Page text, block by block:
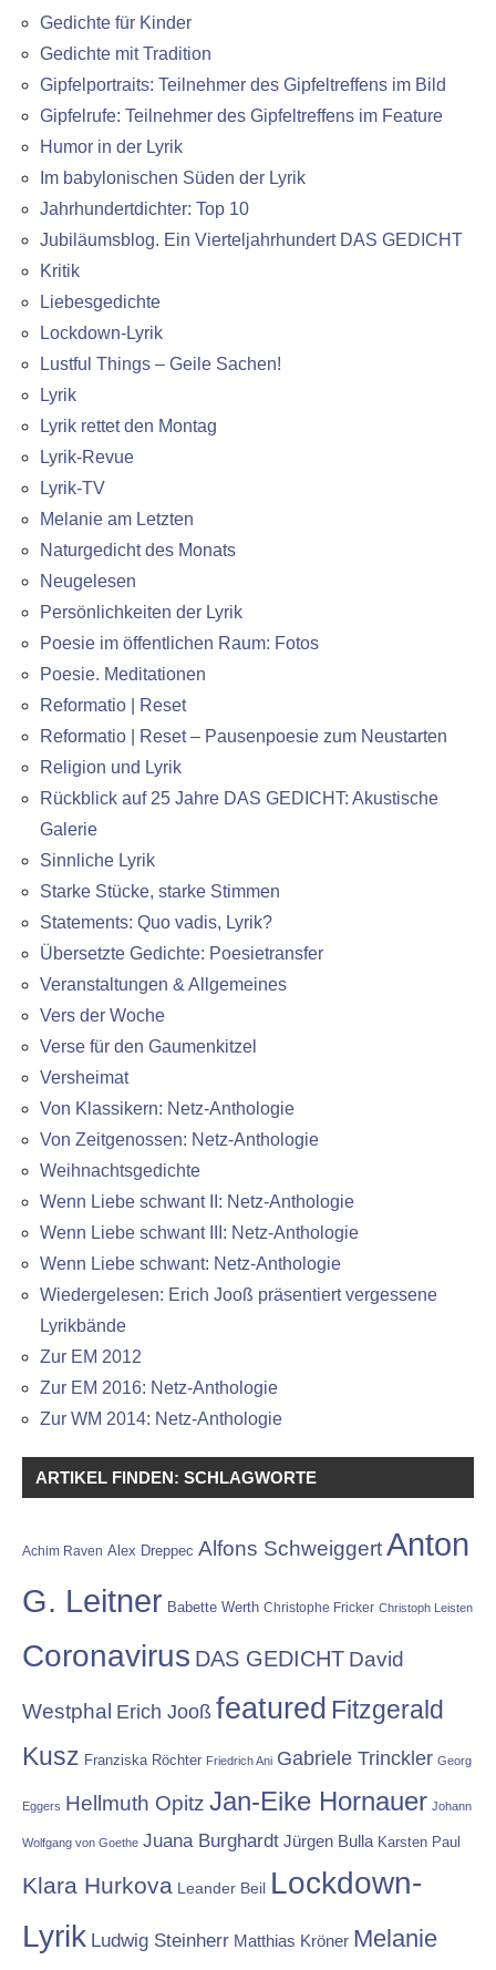
Gedichte für Kinder
Gedichte mit Tradition
Gipfelportraits: Teilnehmer des Gipfeltreffens im Bild
Gipfelrufe: Teilnehmer des Gipfeltreffens im Feature
Humor in der Lyrik
Im babylonischen Süden der Lyrik
Jahrhundertdichter: Top 10
Jubiläumsblog. Ein Vierteljahrhundert DAS GEDICHT
Kritik
Liebesgedichte
Lockdown-Lyrik
Lustful Things – Geile Sachen!
Lyrik
Lyrik rettet den Montag
Lyrik-Revue
Lyrik-TV
Melanie am Letzten
Naturgedicht des Monats
Neugelesen
Persönlichkeiten der Lyrik
Poesie im öffentlichen Raum: Fotos
Poesie. Meditationen
Reformatio | Reset
Reformatio | Reset – Pausenpoesie zum Neustarten
Religion und Lyrik
Rückblick auf 25 Jahre DAS GEDICHT: Akustische
Galerie
Sinnliche Lyrik
Starke Stücke, starke Stimmen
Statements: Quo vadis, Lyrik?
Übersetzte Gedichte: Poesietransfer
Veranstaltungen & Allgemeines
Vers der Woche
Verse für den Gaumenkitzel
Versheimat
Von Klassikern: Netz-Anthologie
Von Zeitgenossen: Netz-Anthologie
Weihnachtsgedichte
Wenn Liebe schwant II: Netz-Anthologie
Wenn Liebe schwant III: Netz-Anthologie
Wenn Liebe schwant: Netz-Anthologie
Wiedergelesen: Erich Jooß präsentiert vergessene
Lyrikbände
Zur EM 2012
Zur EM 2016: Netz-Anthologie
Zur WM 2014: Netz-Anthologie
ARTIKEL FINDEN: SCHLAGWORTE
Achim Raven Alex Dreppec Alfons SchweiggertAnton
G. Leitner Babette Werth Christophe Fricker Christoph Leisten
Coronavirus DAS GEDICHT David
Westphal Erich Jooß featured Fitzgerald
Kusz Franziska Röchter Friedrich Ani Gabriele Trinckler Georg
Eggers Hellmuth Opitz Jan-Eike Hornauer Johann
Wolfgang von Goethe Juana Burghardt Jürgen Bulla Karsten Paul
Klara Hurkova Leander Beil Lockdown-
Lyrik Ludwig Steinherr Matthias Kröner Melanie